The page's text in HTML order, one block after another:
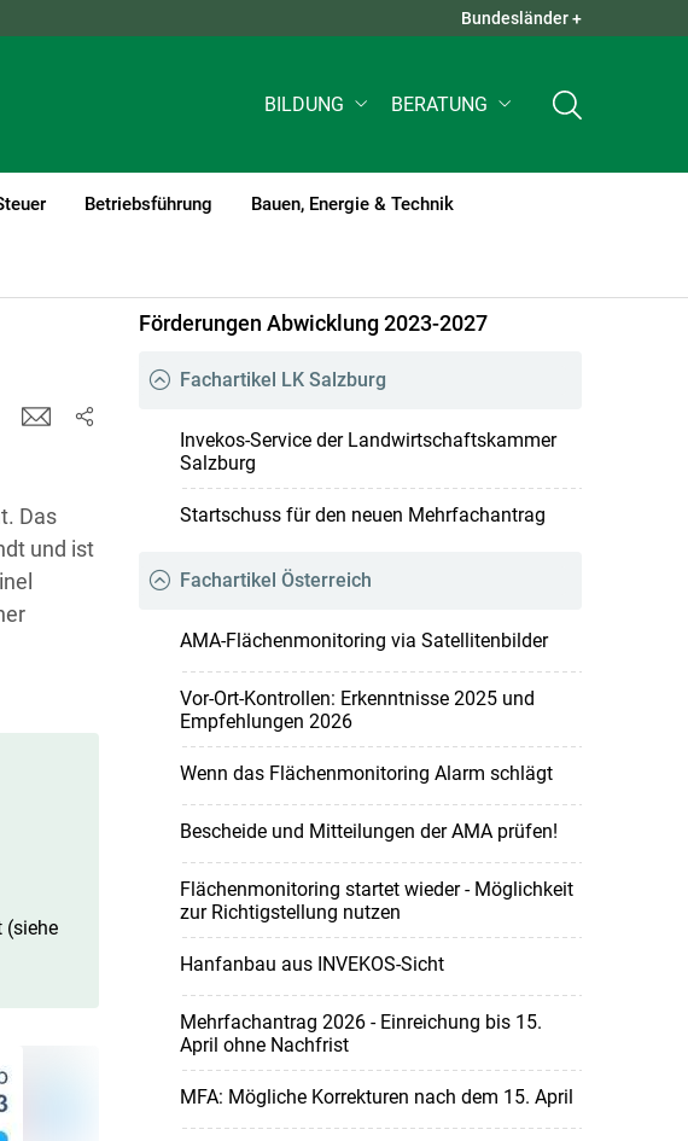
QUICK LINKS +
Bundesländer +
BILDUNG BERATUNG
Betriebsführung Bauen, Energie & Technik
Das
und ist
(siehe
Förderungen Abwicklung 2023-2027
Fachartikel LK Salzburg
Invekos-Service der Landwirtschaftskammer
Salzburg
Startschuss für den neuen Mehrfachantrag
Fachartikel Österreich
AMA-Flächenmonitoring via Satellitenbilder
Vor-Ort-Kontrollen: Erkenntnisse 2025 und
Empfehlungen 2026
Wenn das Flächenmonitoring Alarm schlägt
Bescheide und Mitteilungen der AMA prüfen!
Flächenmonitoring startet wieder - Möglichkeit
zur Richtigstellung nutzen
Hanfanbau aus INVEKOS-Sicht
Mehrfachantrag 2026 - Einreichung bis 15.
April ohne Nachfrist
MFA: Mögliche Korrekturen nach dem 15. April